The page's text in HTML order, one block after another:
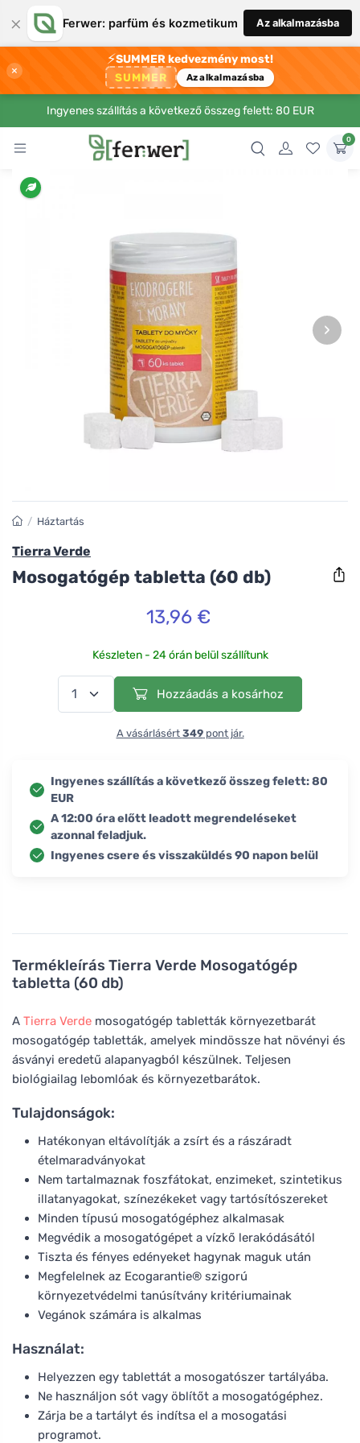
× Ferwer: parfüm és kozmetikum Az alkalmazásba
×
⚡SUMMER kedvezmény most!
SUMMER Az alkalmazásba
Ingyenes szállítás a következő összeg felett: 80 EUR
0
›
Termékleírás Tierra Verde Mosogatógép
tabletta (60 db)
A Tierra Verde mosogatógép tabletták környezetbarát
mosogatógép tabletták, amelyek mindössze hat növényi és
ásványi eredetű alapanyagból készülnek. Teljesen
biológiailag lebomlóak és környezetbarátok.
Tulajdonságok:
Hatékonyan eltávolítják a zsírt és a rászáradt
ételmaradványokat
Nem tartalmaznak foszfátokat, enzimeket, szintetikus
illatanyagokat, színezékeket vagy tartósítószereket
Minden típusú mosogatógéphez alkalmasak
Megvédik a mosogatógépet a vízkő lerakódásától
Tiszta és fényes edényeket hagynak maguk után
Megfelelnek az Ecogarantie® szigorú
környezetvédelmi tanúsítvány kritériumainak
Vegánok számára is alkalmas
Használat:
Helyezzen egy tablettát a mosogatószer tartályába.
Ne használjon sót vagy öblítőt a mosogatógéphez.
Zárja be a tartályt és indítsa el a mosogatási
programot.
/ Háztartás
Tierra Verde
Mosogatógép tabletta (60 db)
13,96 €
Készleten - 24 órán belül szállítunk
Hozzáadás a kosárhoz
A vásárlásért 349pont jár.
Ingyenes szállítás a következő összeg felett: 80
EUR
A 12:00 óra előtt leadott megrendeléseket
azonnal feladjuk.
Ingyenes csere és visszaküldés 90 napon belül